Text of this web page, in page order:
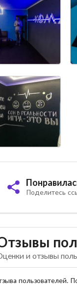
Поделитесь
и отзывы
пользователей.